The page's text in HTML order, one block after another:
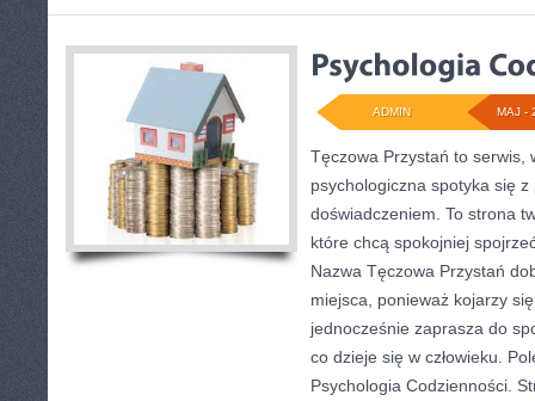
MAJ -
ADMIN
Tęczowa Przystań to serwis,
psychologiczna spotyka się z
doświadczeniem. To strona
które chcą spokojniej
Nazwa Tęczowa Przystań
miejsca, ponieważ kojarzy
jednocześnie zaprasza do
co dzieje się w człowieku.
Psychologia Codzienności.